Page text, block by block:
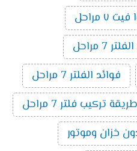
مراحل
مراحل
فوائد الفلتر 7 مراحل
طريقة تركيب فلتر 7 مراحل